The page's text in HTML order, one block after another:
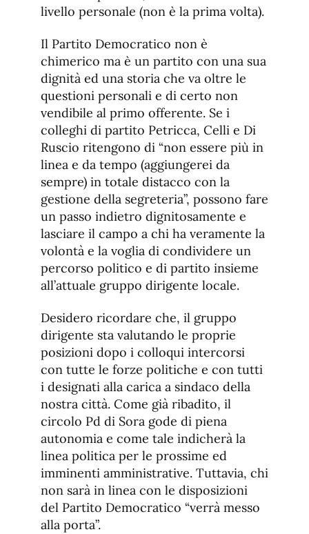
livello personale (non è la prima volta).
Il Partito Democratico non è
chimerico ma è un partito con una sua
dignità ed una storia che va oltre le
questioni personali e di certo non
vendibile al primo offerente. Se i
colleghi di partito Petricca, Celli e Di
Ruscio ritengono di “non essere più in
linea e da tempo (aggiungerei da
sempre) in totale distacco con la
gestione della segreteria”, possono fare
un passo indietro dignitosamente e
lasciare il campo a chi ha veramente la
volontà e la voglia di condividere un
percorso politico e di partito insieme
all’attuale gruppo dirigente locale.
Desidero ricordare che, il gruppo
dirigente sta valutando le proprie
posizioni dopo i colloqui intercorsi
con tutte le forze politiche e con tutti
i designati alla carica a sindaco della
nostra città. Come già ribadito, il
circolo Pd di Sora gode di piena
autonomia e come tale indicherà la
linea politica per le prossime ed
imminenti amministrative. Tuttavia, chi
non sarà in linea con le disposizioni
del Partito Democratico “verrà messo
alla porta”.